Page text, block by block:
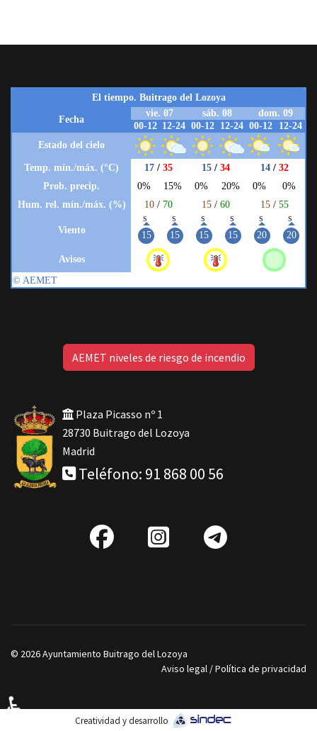
AEMET niveles de riesgo de incendio
Plaza Picasso nº 1
28730 Buitrago del Lozoya
Madrid
Teléfono: 91 868 00 56
fab
IG
© 2026 Ayuntamiento Buitrago del Lozoya
Aviso legal /Política de privacidad
Creatividad y desarrollo